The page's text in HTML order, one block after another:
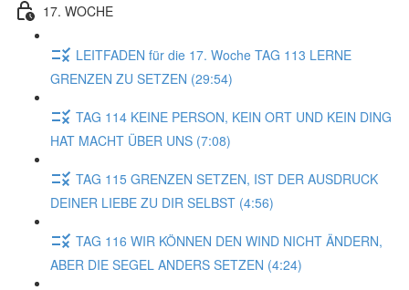
17. WOCHE
LEITFADEN für die 17. Woche TAG 113 LERNE
GRENZEN ZU SETZEN (29:54)
TAG 114 KEINE PERSON, KEIN ORT UND KEIN DING
HAT MACHT ÜBER UNS (7:08)
TAG 115 GRENZEN SETZEN, IST DER AUSDRUCK
DEINER LIEBE ZU DIR SELBST (4:56)
TAG 116 WIR KÖNNEN DEN WIND NICHT ÄNDERN,
ABER DIE SEGEL ANDERS SETZEN (4:24)